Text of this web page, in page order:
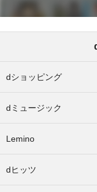
dショッピング
dミュージック
Lemino
dヒッツ